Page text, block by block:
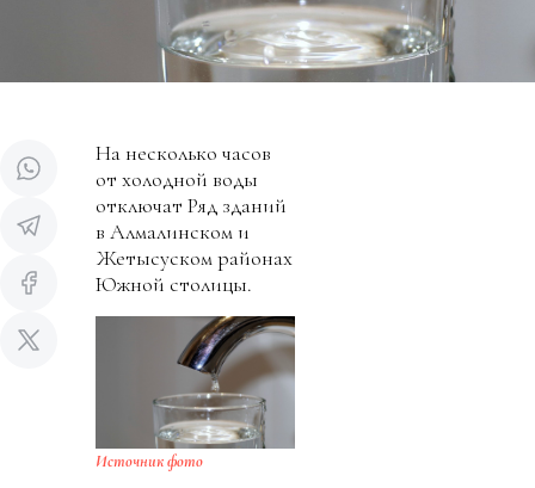
На несколько часов
от холодной воды
отключат Ряд зданий
в Алмалинском и
Жетысуском районах
Южной столицы.
Источник фото